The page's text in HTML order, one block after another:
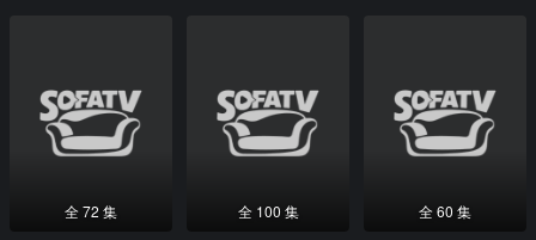
全 72 集 全 100 集 全 60 集